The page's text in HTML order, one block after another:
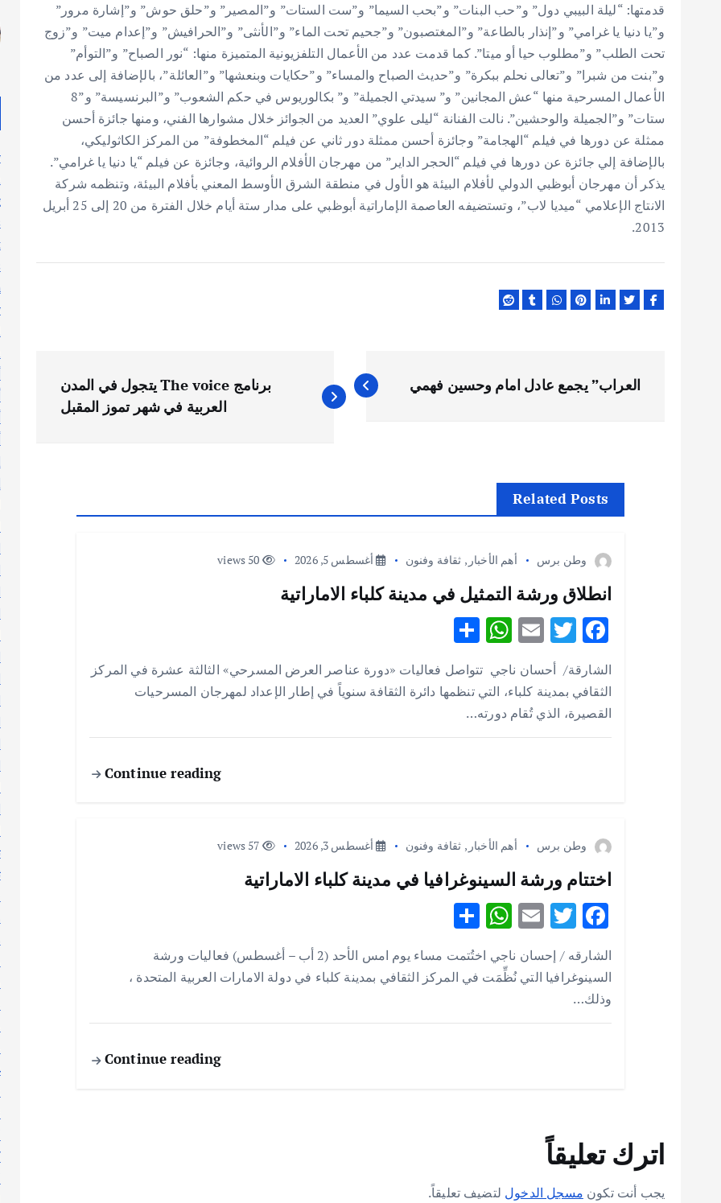
قدمتها: “ليلة البيبي دول” و”حب البنات” و”بحب السيما” و”ست الستات” و”المصير” و”حلق حوش” و”إشارة مرور”
و”يا دنيا يا غرامي” و”إنذار بالطاعة” و”المغتصبون” و”جحيم تحت الماء” و”الأنثى” و”الحرافيش” و”إعدام ميت” و”زوج
تحت الطلب” و”مطلوب حيا أو ميتا”. كما قدمت عدد من الأعمال التلفزيونية المتميزة منها: “نور الصباح” و”التوأم”
و”بنت من شبرا” و”تعالى نحلم ببكرة” و”حديث الصباح والمساء” و”حكايات وبنعشها” و”العائلة”، بالإضافة إلى عدد من
الأعمال المسرحية منها “عش المجانين” و” سيدتي الجميلة” و” بكالوريوس في حكم الشعوب” و”البرنسيسة” و”8
ستات” و”الجميلة والوحشين”. نالت الفنانة “ليلى علوي” العديد من الجوائز خلال مشوارها الفني، ومنها جائزة أحسن
ممثلة عن دورها في فيلم “الهجامة” وجائزة أحسن ممثلة دور ثاني عن فيلم “المخطوفة” من المركز الكاثوليكي،
بالإضافة إلي جائزة عن دورها في فيلم “الحجر الداير” من مهرجان الأفلام ‏الروائية، وجائزة عن فيلم “يا دنيا يا غرامي”.
يذكر أن مهرجان أبوظبي الدولي لأفلام البيئة هو الأول في منطقة الشرق الأوسط المعني بأفلام البيئة، وتنظمه شركة
الانتاج الإعلامي “ميديا لاب”، وتستضيفه العاصمة الإماراتية أبوظبي على مدار ستة أيام خلال الفترة من 20 إلى 25 أبريل
2013.
العراب” يجمع عادل امام وحسين فهمي
برنامج The voice يتجول في المدن
العربية في شهر تموز المقبل
Related Posts
وطن برس أهم الأخبار , ثقافة وفنون أغسطس 5, 2026
انطلاق ورشة التمثيل في مدينة كلباء الاماراتية
F
e
b
o
T
w
it
te
r
E
m
ai
l
W
at
s
A
h
ar
e
الشارقة/ أحسان ناجي تتواصل فعاليات «دورة عناصر العرض المسرحي» الثالثة عشرة في المركز
الثقافي بمدينة كلباء، التي تنظمها دائرة الثقافة سنوياً في إطار الإعداد لمهرجان المسرحيات
القصيرة، الذي تُقام دورته…
Continue reading
وطن برس أهم الأخبار , ثقافة وفنون أغسطس 3, 2026
اختتام ورشة السينوغرافيا في مدينة كلباء الاماراتية
F
e
b
o
T
w
it
te
r
E
m
ai
l
W
h
at
s
A
ar
e
الشارقه / إحسان ناجي اختُتمت مساء يوم امس الأحد (2 أب – أغسطس) فعاليات ورشة
السينوغرافيا التي نُظِّمَت في المركز الثقافي بمدينة كلباء في دولة الامارات العربية المتحدة ،
وذلك…
Continue reading
اترك تعليقاً
يجب أنت تكون مسجل الدخول لتضيف تعليقاً.